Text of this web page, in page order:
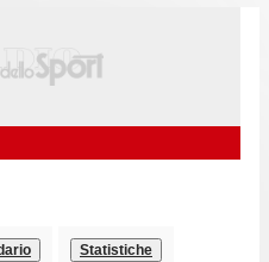
Statistiche